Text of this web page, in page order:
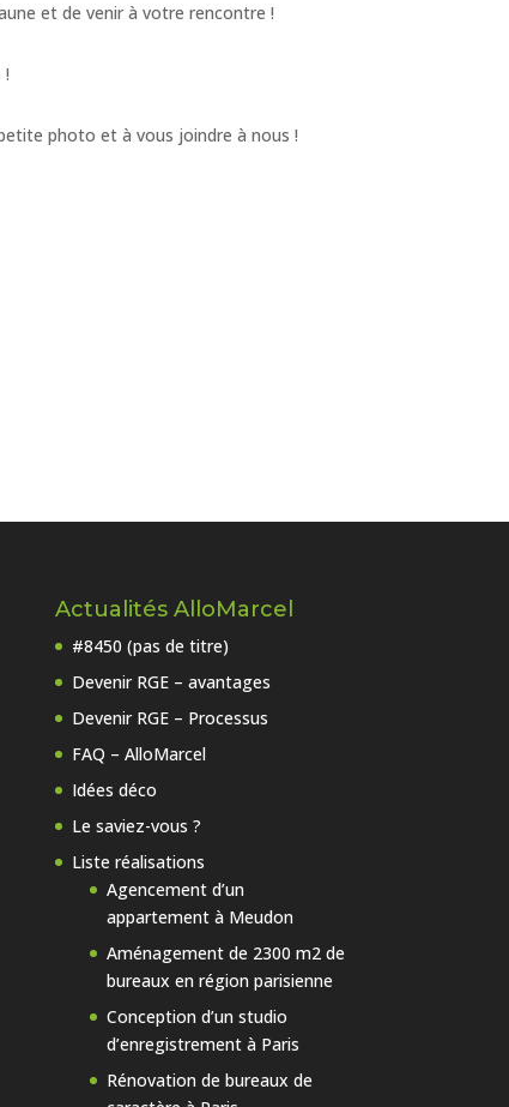
et de venir à votre rencontre !
!
photo et à vous joindre à nous !
Actualités AlloMarcel
#8450 (pas de titre)
Devenir RGE – avantages
Devenir RGE – Processus
FAQ – AlloMarcel
Idées déco
Le saviez-vous ?
Liste réalisations
Agencement d’un
appartement à Meudon
Aménagement de 2300 m2 de
bureaux en région parisienne
Conception d’un studio
d’enregistrement à Paris
Rénovation de bureaux de